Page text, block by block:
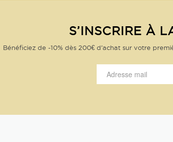
S’INSCRIRE À
Bénéficiez de -10% dès 200€ d’achat sur votre